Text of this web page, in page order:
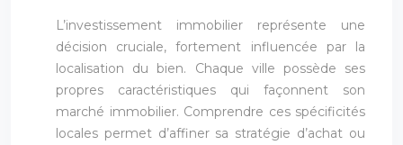
L’investissement immobilier représente une
décision cruciale, fortement influencée par la
localisation du bien. Chaque ville possède ses
propres caractéristiques qui façonnent son
marché immobilier. Comprendre ces spécificités
locales permet d’affiner sa stratégie d’achat ou